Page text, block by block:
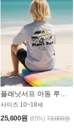
사이즈 10~18세
25,600원 (65%) 73,000원